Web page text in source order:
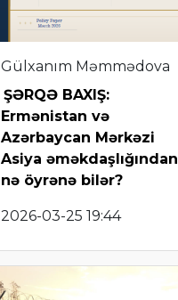
Gülxanım Məmmədova
ŞƏRQƏ BAXIŞ:
Ermənistan və
Azərbaycan Mərkəzi
Asiya əməkdaşlığından
nə öyrənə bilər?
2026-03-25 19:44